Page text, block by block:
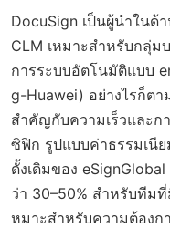
DocuSign เป็นผู้นำในด้
CLM เหมาะสำหรับกลุ่
การระบบอัตโนมัติแบบ
g-Huawei) อย่างไรก็ต
สำคัญกับความเร็วและก
ซิฟิก รูปแบบค่าธรรมเนี
ดั้งเดิมของ
ว่า 30–50% สำหรับทีม
หมาะสำหรับความต้องก